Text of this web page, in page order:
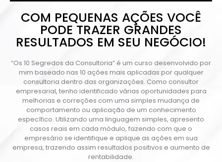
COM PEQUENAS AÇÕES VOCÊ
PODE TRAZER GRANDES
RESULTADOS EM SEU NEGÓCIO!
“Os 10 Segredos da Consultoria” é um curso desenvolvido por
mim baseado nas 10 ações mais aplicadas por qualquer
consultoria dentro das organizações. Como consultor
empresarial, tenho identificado várias oportunidades para
melhorias e correções com uma simples mudança de
comportamento ou aplicação de um conhecimento
específico. Utilizando uma linguagem simples, apresento
casos reais em cada módulo, fazendo com que o
empresário se identifique e aplique as ações em sua
empresa, trazendo assim resultados positivos e aumento de
rentabilidade.